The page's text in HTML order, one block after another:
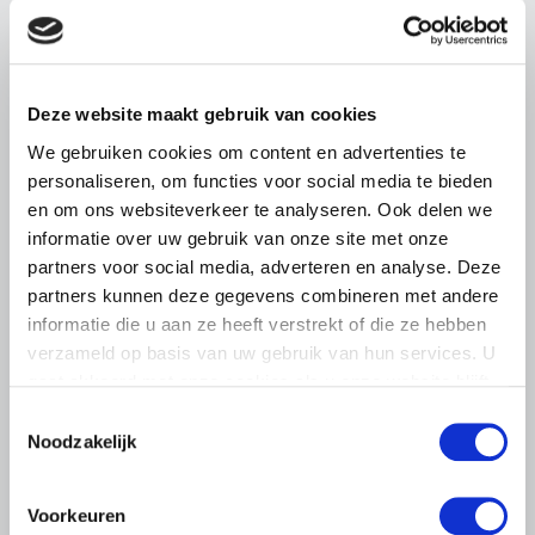
Deze website maakt gebruik van cookies
We gebruiken cookies om content en advertenties te
personaliseren, om functies voor social media te bieden
en om ons websiteverkeer te analyseren. Ook delen we
informatie over uw gebruik van onze site met onze
partners voor social media, adverteren en analyse. Deze
partners kunnen deze gegevens combineren met andere
informatie die u aan ze heeft verstrekt of die ze hebben
verzameld op basis van uw gebruik van hun services. U
Noodzakelijk
Voorkeuren
dreigende onteigening
pluimveehouders
leden op om op vrijdagochtend 14 augustus massaal naar
het voorplein van het provinciehuis in Den Bosch te
komen…
Lees meer